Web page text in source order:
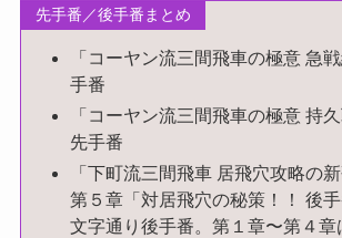
先手番／後手番まとめ
「コーヤン流三間飛車の極意 急
手番
「コーヤン流三間飛車の極意 持
先手番
「下町流三間飛車 居飛穴攻略の
第５章「対居飛穴の秘策！！ 後
文字通り後手番。第１章〜第４章